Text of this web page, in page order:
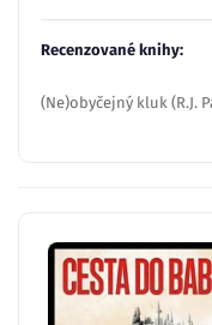
Recenzované knihy:
(Ne)obyčejný kluk (R.J.